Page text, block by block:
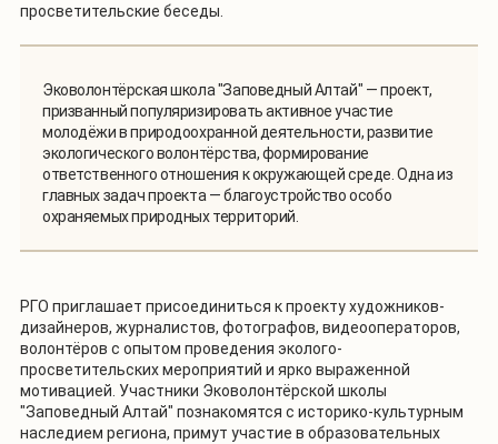
просветительские беседы.
Эковолонтёрская школа "Заповедный Алтай" — проект,
призванный популяризировать активное участие
молодёжи в природоохранной деятельности, развитие
экологического волонтёрства, формирование
ответственного отношения к окружающей среде. Одна из
главных задач проекта — благоустройство особо
охраняемых природных территорий.
РГО приглашает присоединиться к проекту художников-
дизайнеров, журналистов, фотографов, видеооператоров,
волонтёров с опытом проведения эколого-
просветительских мероприятий и ярко выраженной
мотивацией. Участники Эковолонтёрской школы
"Заповедный Алтай" познакомятся с историко-культурным
наследием региона, примут участие в образовательных